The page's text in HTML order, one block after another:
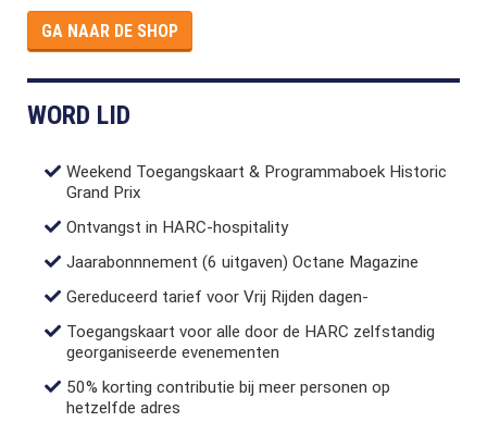
GA NAAR DE SHOP
WORD LID
Weekend Toegangskaart & Programmaboek Historic
Grand Prix
Ontvangst in HARC-hospitality
Jaarabonnnement (6 uitgaven) Octane Magazine
Gereduceerd tarief voor Vrij Rijden dagen-
Toegangskaart voor alle door de HARC zelfstandig
georganiseerde evenementen
50% korting contributie bij meer personen op
hetzelfde adres